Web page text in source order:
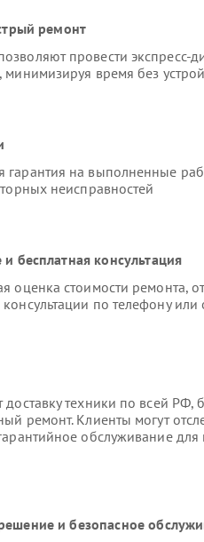
ремонт
провести экспресс-
время без
гарантия на выполненные
неисправностей
бесплатная консультация
оценка стоимости ремонта,
по телефону или
техники по всей РФ,
ремонт. Клиенты могут
обслуживание
и безопасное